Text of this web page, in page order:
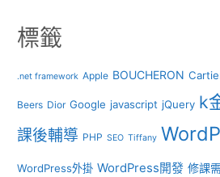
標籤
.net framework Apple BOUCHERON
Beers Dior Google javascript jQuery k
課後輔導 PHP SEO Tiffany
WordPress外掛 WordPress開發 修課